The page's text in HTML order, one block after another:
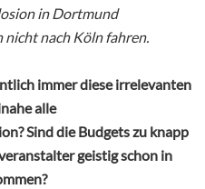
in Dortmund
nicht nach Köln fahren.
immer diese irrelevanten
alle
Sind die Budgets zu knapp
geistig schon in